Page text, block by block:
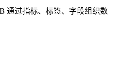
通过指标、标签、字段组织数